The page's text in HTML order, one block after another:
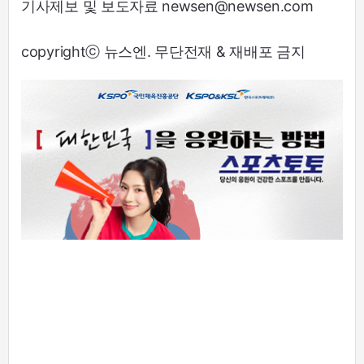
기사제보 및 보도자료 newsen@newsen.com
copyrightⓒ 뉴스엔. 무단전재 & 재배포 금지